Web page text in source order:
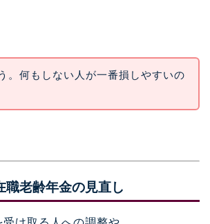
う。何もしない人が一番損しやすいの
職老齢年金の見直し